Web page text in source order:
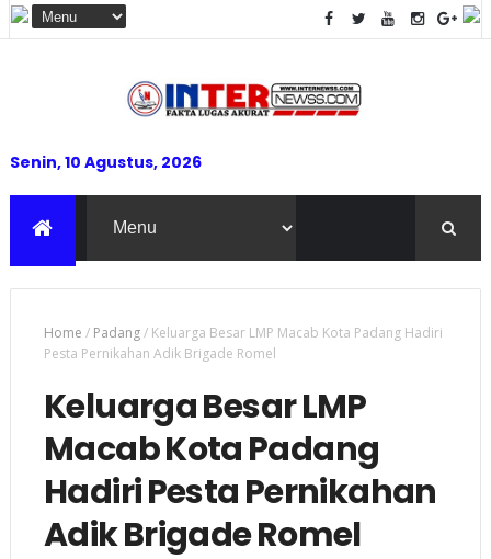
Senin, 10 Agustus, 2026
Home / Padang/ Keluarga Besar LMP Macab Kota Padang Hadiri
Pesta Pernikahan Adik Brigade Romel
Keluarga Besar LMP
Macab Kota Padang
Hadiri Pesta Pernikahan
Adik Brigade Romel